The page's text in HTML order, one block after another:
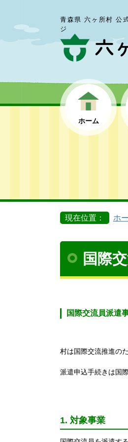
青森県 六ヶ所村 公
ジ
ホーム
現在位置： ホ
国際
国際交流員派遣
村は国際交流推進の
派遣申込手続きは国
1. 対象事業